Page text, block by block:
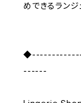
めできるランジ
------